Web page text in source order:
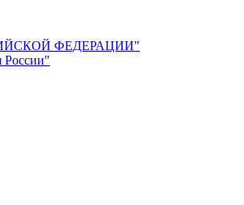
ФЕДЕРАЦИИ"
России"